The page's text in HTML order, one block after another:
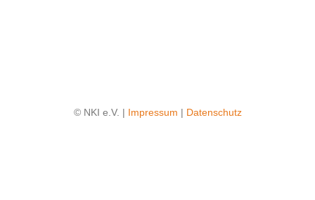
© NKI e.V. | Impressum | Datenschutz